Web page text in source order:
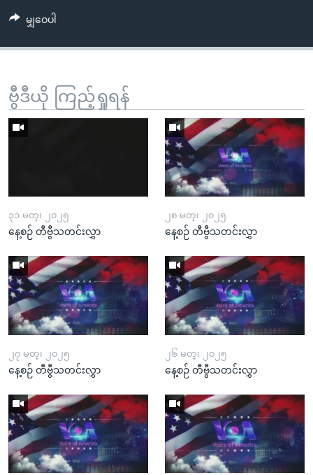
မျှဝေပါ
ဗွီဒီယို ကြည့်ရှုရန်
၃၁ မတ္၊ ၂၀၂၅
နေ့စဉ် တီဗွီသတင်းလွှာ
၂၈ မတ္၊ ၂၀၂၅
နေ့စဉ် တီဗွီသတင်းလွှာ
၂၇ မတ္၊ ၂၀၂၅
နေ့စဉ် တီဗွီသတင်းလွှာ
၂၆ မတ္၊ ၂၀၂၅
နေ့စဉ် တီဗွီသတင်းလွှာ